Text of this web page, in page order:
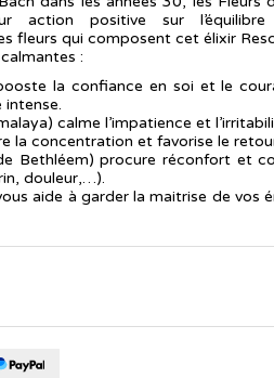
action positive sur l’équilibre
fleurs qui composent cet élixir
:
la confiance en soi et le
intense.
calme l’impatience et
la concentration et favorise le
Bethléem) procure réconfort et
douleur,…).
aide à garder la maitrise de vos